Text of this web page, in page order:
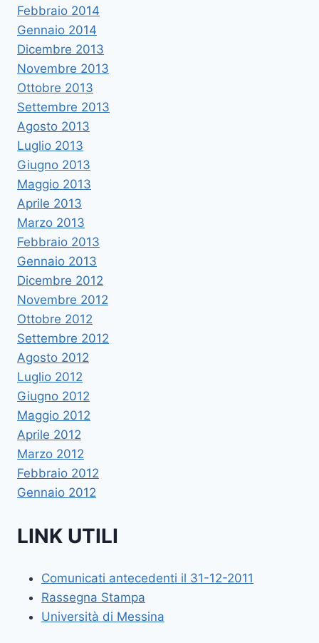
Febbraio 2014
Gennaio 2014
Dicembre 2013
Novembre 2013
Ottobre 2013
Settembre 2013
Agosto 2013
Luglio 2013
Giugno 2013
Maggio 2013
Aprile 2013
Marzo 2013
Febbraio 2013
Gennaio 2013
Dicembre 2012
Novembre 2012
Ottobre 2012
Settembre 2012
Agosto 2012
Luglio 2012
Giugno 2012
Maggio 2012
Aprile 2012
Marzo 2012
Febbraio 2012
Gennaio 2012
LINK UTILI
Comunicati antecedenti il 31-12-2011
Rassegna Stampa
Università di Messina